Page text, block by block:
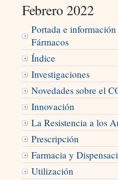
Febrero 2022
Portada e
Fármacos
Índice
Investigaciones
Novedades sobre el
Innovación
La Resistencia a los
Prescripción
Farmacia y
Utilización